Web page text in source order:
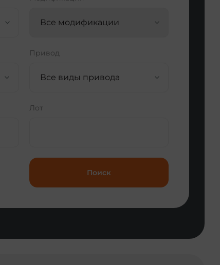
Все модификации
Привод
Все виды привода
Лот
Поиск